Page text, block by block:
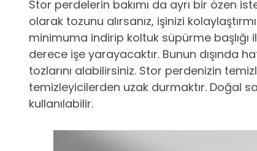
Stor perdelerin bakımı da ayrı bir özen
olarak tozunu alırsanız, işinizi
minimuma indirip koltuk süpürme
derece işe yarayacaktır. Bunun dışında
tozlarını alabilirsiniz. Stor perdenizin
temizleyicilerden uzak durmaktır. Doğal
kullanılabilir.